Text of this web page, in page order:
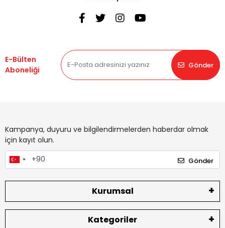
E-Bülten
Aboneliği
Gönder
Kampanya, duyuru ve bilgilendirmelerden haberdar olmak
için kayıt olun.
Gönder
Kurumsal
Kategoriler